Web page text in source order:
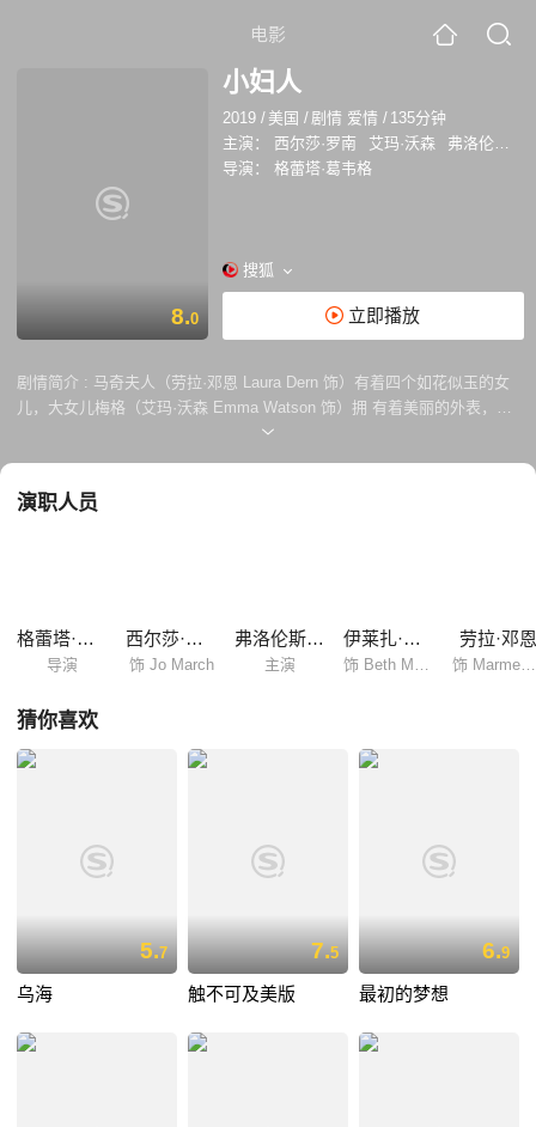
电影
8.0
小妇人
2019 / 美国 /剧情 爱情 / 135分钟
主演：
西尔莎·罗南 艾玛·沃森
弗洛伦丝·皮尤
导演：
格蕾塔·葛韦格
搜狐
立即播放
剧情简介 : 马奇夫人（劳拉·邓恩 Laura Dern 饰）有着四个如花似玉的女
儿，大女儿梅格（艾玛·沃森 Emma Watson 饰）拥 有着美丽的外表，和
对于爱情的天真憧憬。二女儿乔（西尔莎·罗南 Saoirse Ronan 饰）满脑
望成为一名画家。最小的女儿贝斯（伊莱扎·斯坎伦 Eliza Scanlen 饰）虽
演职人员
格蕾塔·葛韦格
导演
西尔莎·罗南
饰 Jo March
弗洛伦斯·皮尤
主演
伊莱扎·斯坎伦 劳拉·邓恩
猜你喜欢
5.7
乌海
7.5
触不可及美版
6.9
最初的梦想